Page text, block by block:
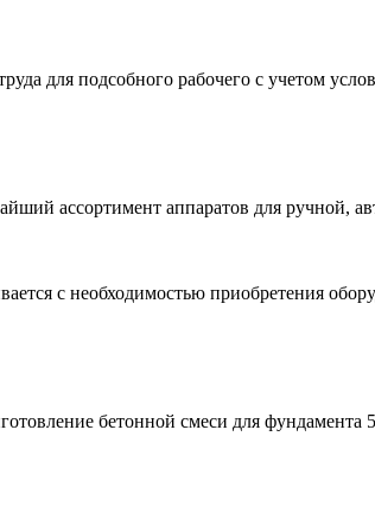
для подсобного рабочего с учетом
ассортимент аппаратов для ручной,
с необходимостью приобретения
бетонной смеси для фундамента